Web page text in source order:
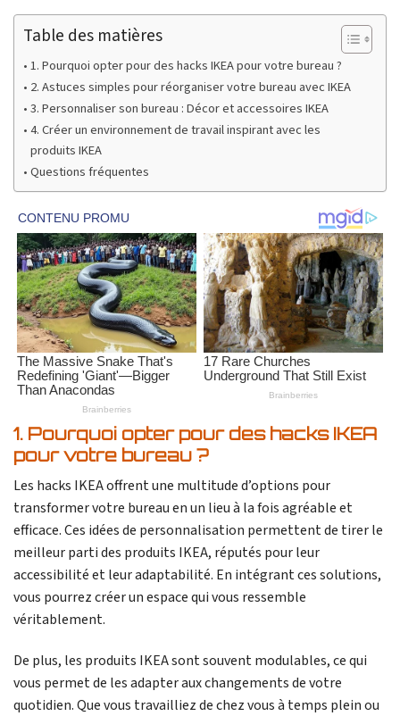
Table des matières
1. Pourquoi opter pour des hacks IKEA pour votre bureau ?
2. Astuces simples pour réorganiser votre bureau avec IKEA
3. Personnaliser son bureau : Décor et accessoires IKEA
4. Créer un environnement de travail inspirant avec les
produits IKEA
Questions fréquentes
1. Pourquoi opter pour des hacks IKEA
pour votre bureau ?
Les hacks IKEA offrent une multitude d’options pour
transformer votre bureau en un lieu à la fois agréable et
efficace. Ces idées de personnalisation permettent de tirer le
meilleur parti des produits IKEA, réputés pour leur
accessibilité et leur adaptabilité. En intégrant ces solutions,
vous pourrez créer un espace qui vous ressemble
véritablement.
De plus, les produits IKEA sont souvent modulables, ce qui
vous permet de les adapter aux changements de votre
quotidien. Que vous travailliez de chez vous à temps plein ou